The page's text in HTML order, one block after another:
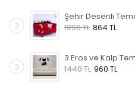
2
1296 TL 864 TL
3
1440 TL 960 TL